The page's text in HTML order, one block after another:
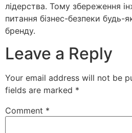
лідерства. Тому збереження
питання бізнес-безпеки будь-
бренду.
Leave a Reply
Your email address will not be
fields are marked *
Comment *